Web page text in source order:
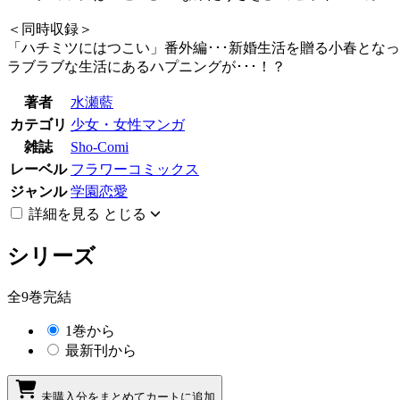
＜同時収録＞
「ハチミツにはつこい」番外編･･･新婚生活を贈る小春となっ
ラブラブな生活にあるハプニングが･･･！？
著者
水瀬藍
カテゴリ 少女・女性マンガ
雑誌
Sho-Comi
レーベル フラワーコミックス
ジャンル 学園恋愛
詳細を見る とじる
シリーズ
全9巻完結
1巻から
最新刊から
未購入分をまとめてカートに追加